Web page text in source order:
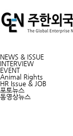
NEWS & ISSUE
INTERVIEW
EVENT
Animal Rights
HR Issue & JOB
포토뉴스
동영상뉴스